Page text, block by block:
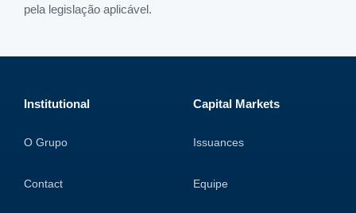
pela legislação aplicável.
Institutional
O Grupo
Contact
Capital Markets
Issuances
Equipe